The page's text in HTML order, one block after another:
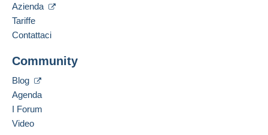
Azienda
Tariffe
Contattaci
Community
Blog
Agenda
I Forum
Video